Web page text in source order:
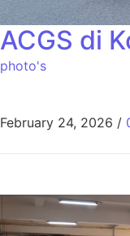
ACGS di
photo's
February 24, 2026 /